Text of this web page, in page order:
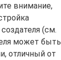
внимание,
(см.
может быть
отличный от